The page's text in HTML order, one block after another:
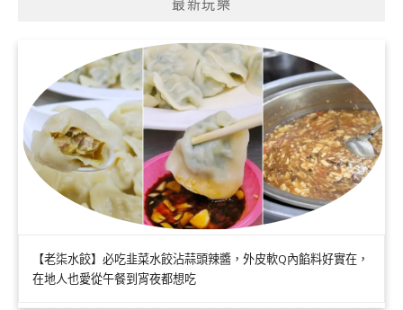
【老柒水餃】必吃韭菜水餃沾蒜頭辣醬，外皮軟Q內餡料好實在，
在地人也愛從午餐到宵夜都想吃